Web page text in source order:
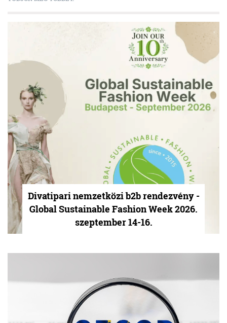
Divatipari nemzetközi b2b rendezvény -
Global Sustainable Fashion Week 2026.
szeptember 14-16.